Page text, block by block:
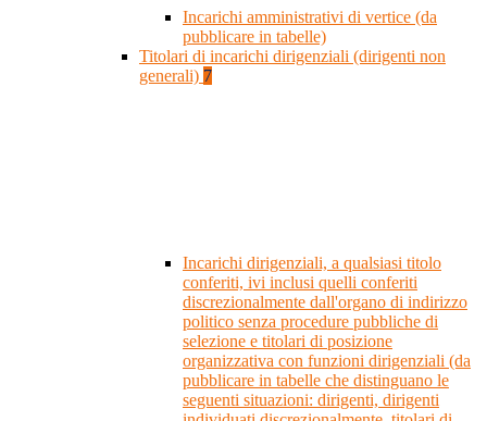
Incarichi amministrativi di vertice (da
pubblicare in tabelle)
Titolari di incarichi dirigenziali (dirigenti non
generali) 7
Incarichi dirigenziali, a qualsiasi titolo
conferiti, ivi inclusi quelli conferiti
discrezionalmente dall'organo di indirizzo
politico senza procedure pubbliche di
selezione e titolari di posizione
organizzativa con funzioni dirigenziali (da
pubblicare in tabelle che distinguano le
seguenti situazioni: dirigenti, dirigenti